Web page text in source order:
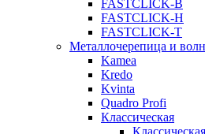
FASTCLICK-B
FASTCLICK-H
FASTCLICK-T
Металлочерепица и
Kamea
Kredo
Kvinta
Quadro Profi
Классическая